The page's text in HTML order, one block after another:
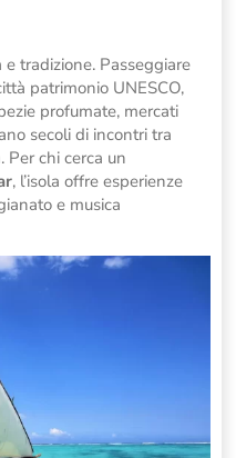
e tradizione. Passeggiare
patrimonio UNESCO,
profumate, mercati
secoli di incontri tra
Per chi cerca un
, l’isola offre esperienze
e musica